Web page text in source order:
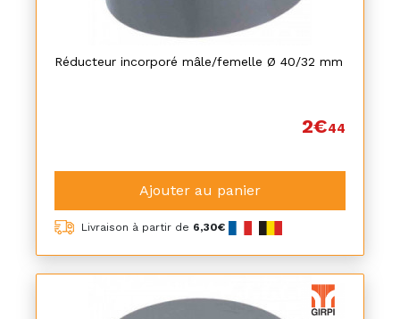
Réducteur incorporé mâle/femelle Ø 40/32 mm
2€44
Ajouter au panier
Livraison à partir de 6,30€